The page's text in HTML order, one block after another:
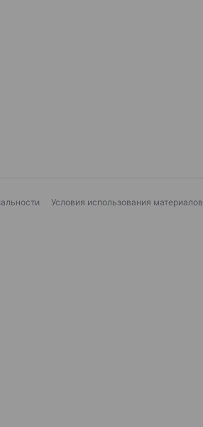
Условия использования материалов